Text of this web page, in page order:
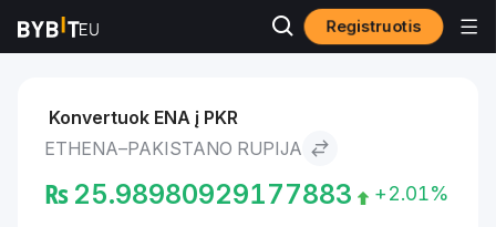
Registruotis
Rinkos Ethena kaina ENA Ethena to Pakistano rupija
Konvertuok ENA į PKR
ETHENA–PAKISTANO RUPIJA
₨ 25.98980929177883 +2.01%